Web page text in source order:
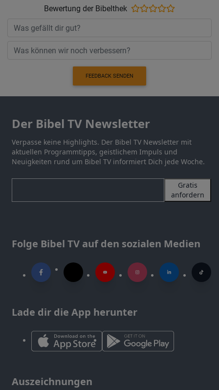
Bewertung der Bibelthek
FEEDBACK SENDEN
Der Bibel TV Newsletter
Verpasse keine Highlights. Der Bibel TV Newsletter mit
aktuellen Programmtipps, geistlichem Impuls und
Neuigkeiten rund um Bibel TV informiert Dich jede Woche.
Gratis
anfordern
Folge Bibel TV auf den sozialen Medien
Lade dir die App herunter
Auszeichnungen